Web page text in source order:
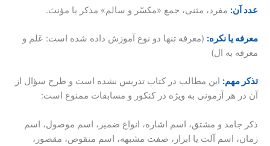
عدد آن: مفرد، مثنی، جمع «مکسّر و سالم» مذکر یا مؤنث.
معرفه یا نکره: (معرفه تنها دو نوع آموزش داده شده است: عَلم و
معرفه به ال)
تذکر مهم: این مطالب در کتاب تدریس نشده است و طرح سؤال از
آن در هر آزمونی به ویژه در کنکور و مسابقات ممنوع است:
ذکر جامد و مشتق، اسم اشاره، انواع ضمیر، اسم موصول، اسم
زمان، اسم آلت یا ابزار، صفت مشبهه، اسم منقوص، مقصور،